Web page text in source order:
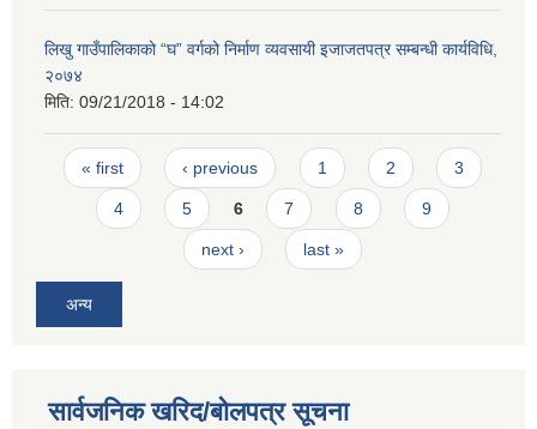
लिखु गाउँपालिकाको “घ” वर्गको निर्माण व्यवसायी इजाजतपत्र सम्बन्धी कार्यविधि,
२०७४
मिति: 09/21/2018 - 14:02
Pages
« first ‹ previous 1 2 3
4 5 6 7 8 9
next › last »
अन्य
सार्वजनिक खरिद/बोलपत्र सूचना